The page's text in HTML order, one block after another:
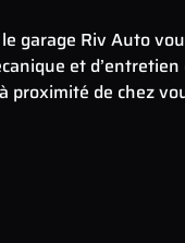
garage Riv Auto
et
proximité de chez